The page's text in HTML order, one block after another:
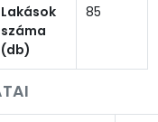
Lakások
száma
(db)
85